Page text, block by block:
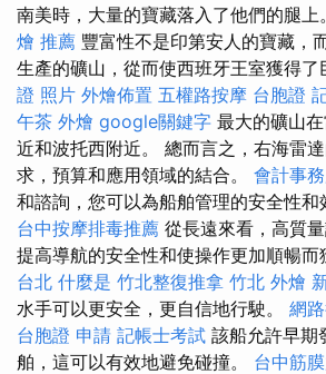
南美時，大量的寶藏落入了他們的腿上
燴 推薦 豐富性不是印第安人的寶藏，
生產的礦山，從而使西班牙王室獲得了
證 照片 外燴佈置 五權路按摩 台胞證
午茶 外燴 google關鍵字 最大的礦山
近和波托西附近。 總而言之，右海雷
求，預算和應用領域的結合。 會計事
和諮詢，您可以為船舶管理的安全性和
台中按摩排毒推薦 從長遠來看，高質
提高導航的安全性和使操作更加順暢而
台北 什麼是 竹北整復推拿 竹北 外燴
水手可以更安全，更自信地行駛。 網
台胞證 申請 記帳士考試 該船允許早期
舶，這可以有效地避免碰撞。 台中筋